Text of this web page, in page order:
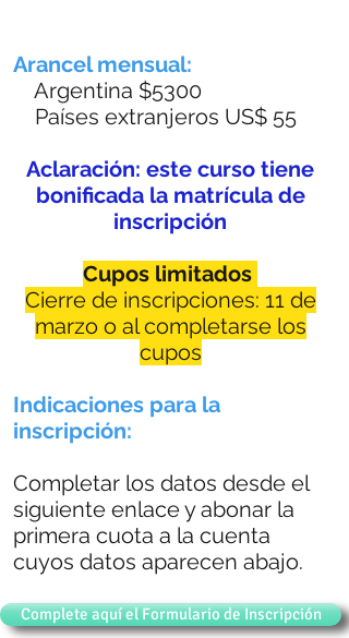
Arancel mensual:
Argentina $5300
Países extranjeros US$ 55
Aclaración: este curso tiene
bonificada la matrícula de
inscripción
Cupos limitados
Cierre de inscripciones: 11 de
marzo o al completarse los
cupos
Indicaciones para la
inscripción:
Completar los datos desde el
siguiente enlace y abonar la
primera cuota a la cuenta
cuyos datos aparecen abajo.
Complete aquí el Formulario de Inscripción